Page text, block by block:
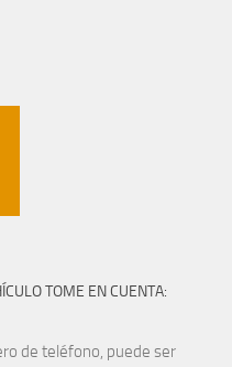
TOME EN CUENTA:
de teléfono, puede ser